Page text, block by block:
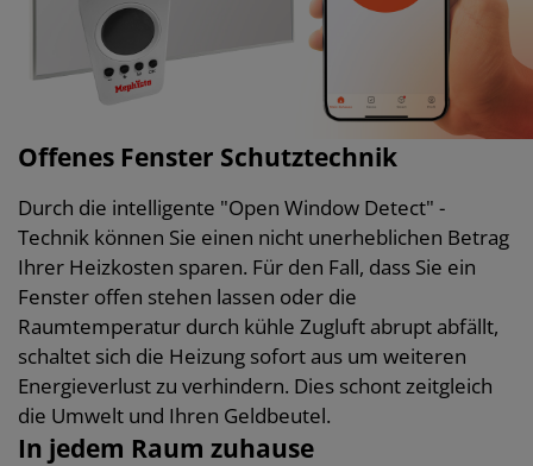
Offenes Fenster Schutztechnik
Durch die intelligente "Open Window Detect" -
Technik können Sie einen nicht unerheblichen Betrag
Ihrer Heizkosten sparen. Für den Fall, dass Sie ein
Fenster offen stehen lassen oder die
Raumtemperatur durch kühle Zugluft abrupt abfällt,
schaltet sich die Heizung sofort aus um weiteren
Energieverlust zu verhindern. Dies schont zeitgleich
die Umwelt und Ihren Geldbeutel.
In jedem Raum zuhause